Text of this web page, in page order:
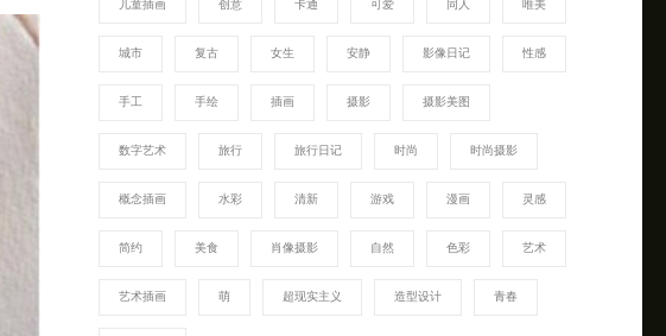
儿童插画 创意 卡通 可爱 同人 唯美
城市 复古 女生 安静 影像日记 性感
手工 手绘 插画 摄影 摄影美图
数字艺术 旅行 旅行日记 时尚 时尚摄影
概念插画 水彩 清新 游戏 漫画 灵感
简约 美食 肖像摄影 自然 色彩 艺术
艺术插画 萌 超现实主义 造型设计 青春